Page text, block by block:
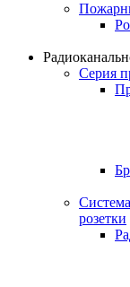
Серия
розетки